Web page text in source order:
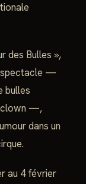
des Bulles »,
spectacle —
bulles
clown —,
dans un
au 4 février